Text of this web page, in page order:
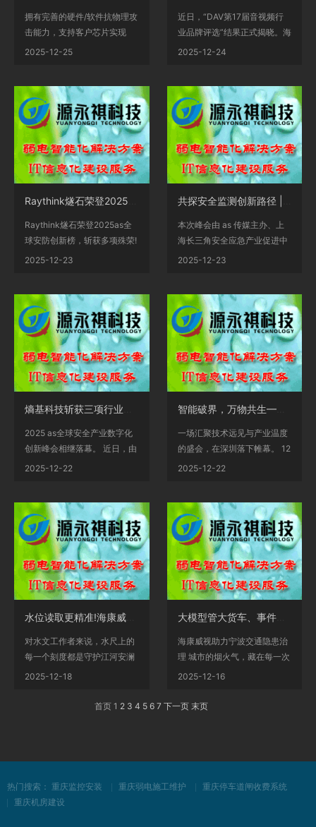
拥有完善的硬件/软件抗物理攻
击能力，支持客户芯片实现
CC EAL4+、国密二级等高...
2025-12-25
近日，“DAV第17届音视频行
业品牌评选”结果正式揭晓。海
康威视音频业务凭借...
2025-12-24
Raythink燧石荣登2025as全
球安防创新榜，斩获多项殊荣!
近日，2025年as“全球安全...
2025-12-23
本次峰会由 as 传媒主办、上
海长三角安全应急产业促进中
心联合主办，以 “安...
2025-12-23
2025 as全球安全产业数字化
创新峰会相继落幕。 近日，由
千家智客联合千家品牌...
2025-12-22
智能破界，万物共生——2025物联网产业大会 暨第22届慧聪品牌盛会圆满落幕
一场汇聚技术远见与产业温度
的盛会，在深圳落下帷幕。 12
月10日，由慧聪物联...
2025-12-22
对水文工作者来说，水尺上的
每一个刻度都是守护江河安澜
的“密码”，直接关...
2025-12-18
大模型管大货车、事件风险预判，海康威视助力宁波交通隐患治理
海康威视助力宁波交通隐患治
理 城市的烟火气，藏在每一次
出门与归家的路上...
2025-12-16
首页 1 2 3 4 5 6 7 下一页 末页
热门搜索： 重庆监控安装 重庆弱电施工维护
重庆停车道闸收费系统
重庆机房建设